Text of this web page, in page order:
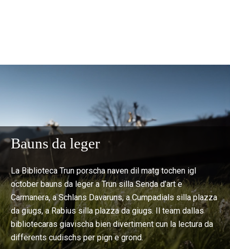
Bauns da leger
La Biblioteca Trun porscha naven dil matg tochen igl
october bauns da leger a Trun silla Senda d’art e
Carmanera, a Schlans Davaruns, a Cumpadials silla plazza
da giugs, a Rabius silla plazza da giugs. Il team dallas
bibliotecaras giavischa bien divertiment cun la lectura da
differents cudischs per pign e grond.